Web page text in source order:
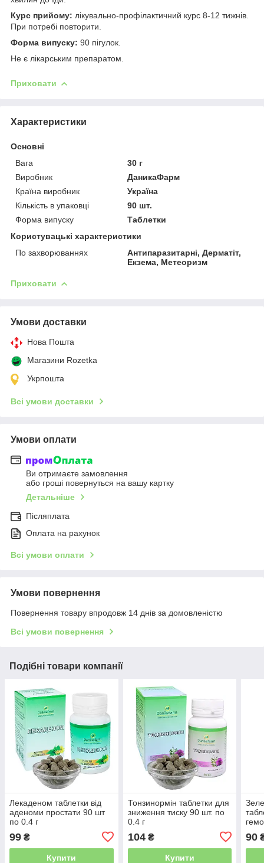
Курс прийому: лікувально-профілактичний курс 8-12 тижнів.
При потребі повторити.
Форма випуску: 90 пігулок.
Не є лікарським препаратом.
Приховати
Характеристики
Основні
Вага
30 г
Виробник
ДаникаФарм
Країна виробник
Україна
Кількість в упаковці
90 шт.
Форма випуску
Таблетки
Користувацькi характеристики
По захворюваннях
Антипаразитарні, Дерматіт,
Екзема, Метеоризм
Приховати
Умови доставки
Нова Пошта
Магазини Rozetka
Укрпошта
Всі умови доставки
Умови оплати
Ви отримаєте замовлення
або гроші повернуться на вашу картку
Детальніше
Післяплата
Оплата на рахунок
Всі умови оплати
Умови повернення
Повернення товару впродовж 14 днів за домовленістю
Всі умови повернення
Подібні товари компанії
Лекаденом таблетки від
аденоми простати 90 шт
по 0.4 г
99 ₴
Купити
Тонзинормін таблетки для
зниження тиску 90 шт. по
0.4 г
104₴
Купити
90